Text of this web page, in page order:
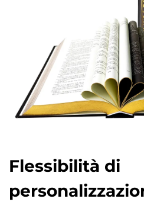
Flessibilità di